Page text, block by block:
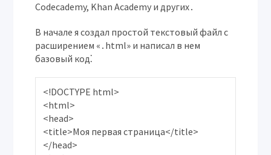
Codecademy, Khan Academy и других․
В начале я создал простой текстовый файл с
расширением «․html» и написал в нем
базовый код⁚
<!DOCTYPE html>
<html>
<head>
<title>Моя первая страница</title>
</head>